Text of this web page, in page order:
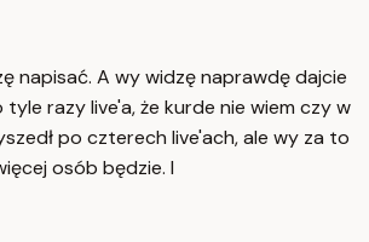
napisać. A wy widzę naprawdę dajcie
tyle razy live'a, że kurde nie wiem czy w
po czterech live'ach, ale wy za to
osób będzie. I